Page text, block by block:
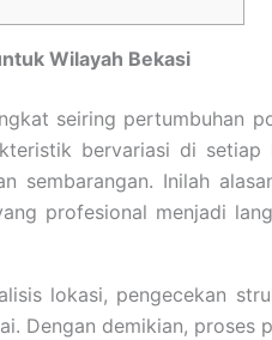
Wilayah Bekasi
seiring pertumbuhan
bervariasi di setiap
sembarangan. Inilah
profesional menjadi
lokasi, pengecekan
Dengan demikian, proses